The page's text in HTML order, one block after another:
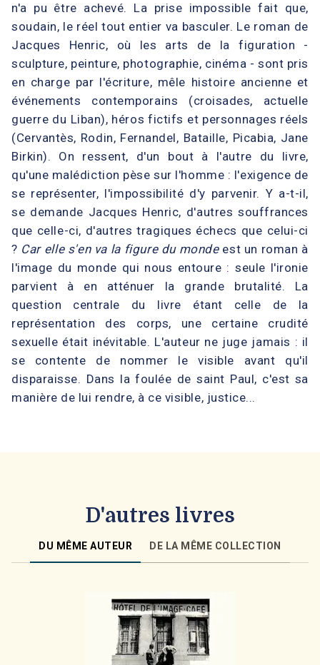
n'a pu être achevé. La prise impossible fait que,
soudain, le réel tout entier va basculer. Le roman de
Jacques Henric, où les arts de la figuration -
sculpture, peinture, photographie, cinéma - sont pris
en charge par l'écriture, mêle histoire ancienne et
événements contemporains (croisades, actuelle
guerre du Liban), héros fictifs et personnages réels
(Cervantès, Rodin, Fernandel, Bataille, Picabia, Jane
Birkin). On ressent, d'un bout à l'autre du livre,
qu'une malédiction pèse sur l'homme : l'exigence de
se représenter, l'impossibilité d'y parvenir. Y a-t-il,
se demande Jacques Henric, d'autres souffrances
que celle-ci, d'autres tragiques échecs que celui-ci
? Car elle s'en va la figure du mondeest un roman à
l'image du monde qui nous entoure : seule l'ironie
parvient à en atténuer la grande brutalité. La
question centrale du livre étant celle de la
représentation des corps, une certaine crudité
sexuelle était inévitable. L'auteur ne juge jamais : il
se contente de nommer le visible avant qu'il
disparaisse. Dans la foulée de saint Paul, c'est sa
manière de lui rendre, à ce visible, justice...
D'autres livres
DU MÊME AUTEUR DE LA MÊME COLLECTION